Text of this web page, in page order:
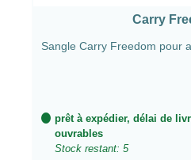
Carry
Sangle Carry Freedom pour
prêt à expédier, délai de
ouvrables
Stock restant: 5